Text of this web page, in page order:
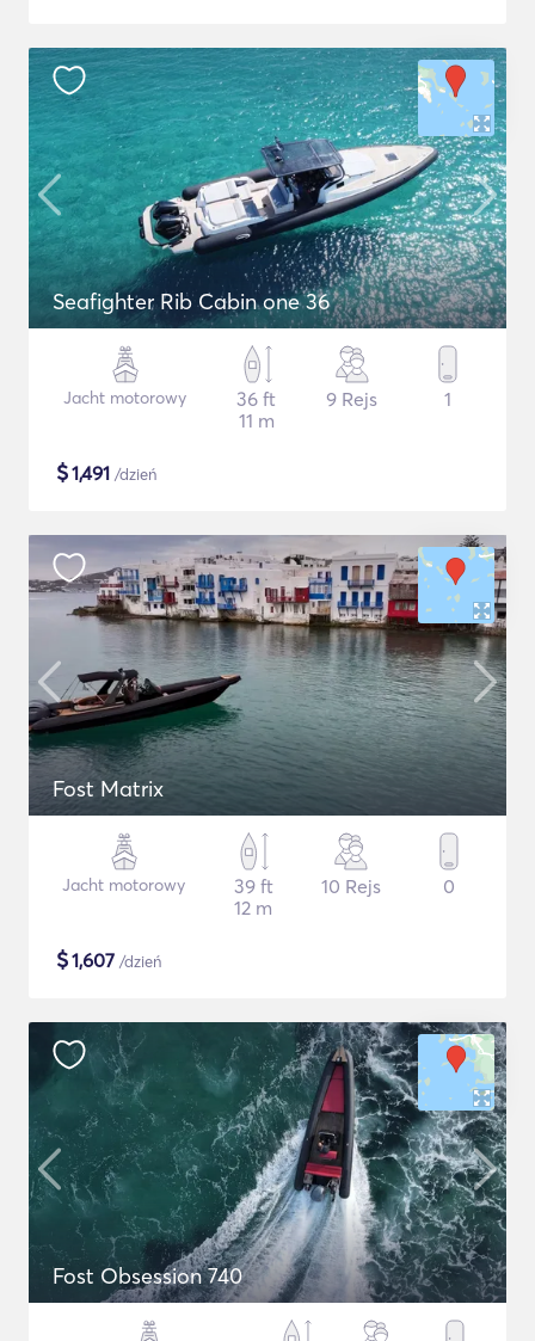
Seafighter Rib Cabin one 36
Jacht motorowy
36 ft
11 m
9 Rejs 1
$1,491 /dzień
Fost Matrix
Jacht motorowy
39 ft
12 m
10 Rejs 0
$1,607 /dzień
Fost Obsession 740